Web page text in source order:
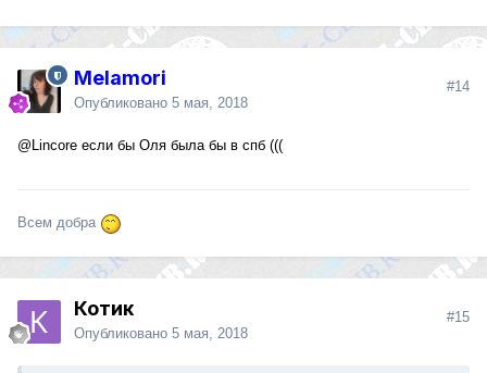
Melamori
Опубликовано 5 мая, 2018
#14
@Lincore если бы Оля была бы в спб (((
Всем добра
Котик
Опубликовано 5 мая, 2018
#15